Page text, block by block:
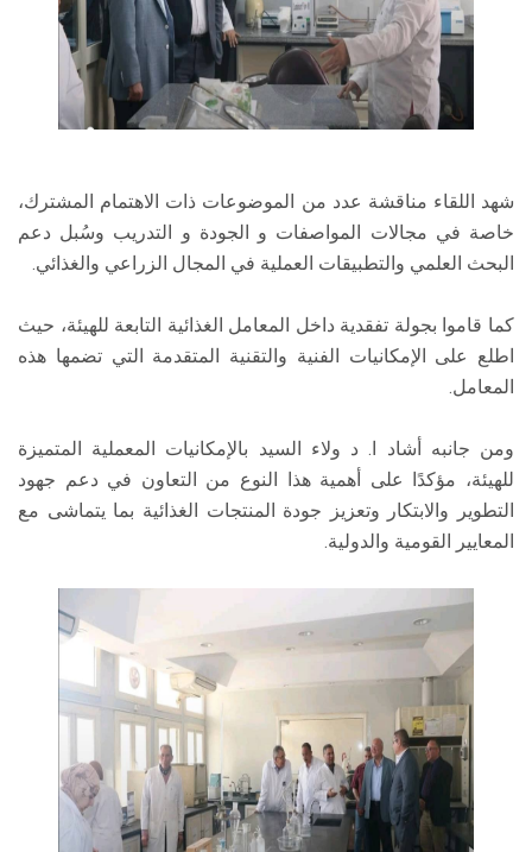
شهد اللقاء مناقشة عدد من الموضوعات ذات الاهتمام المشترك،
خاصة في مجالات المواصفات و الجودة و التدريب وسُبل دعم
البحث العلمي والتطبيقات العملية في المجال الزراعي والغذائي.
كما قاموا بجولة تفقدية داخل المعامل الغذائية التابعة للهيئة، حيث
اطلع على الإمكانيات الفنية والتقنية المتقدمة التي تضمها هذه
المعامل.
ومن جانبه أشاد ا. د ولاء السيد بالإمكانيات المعملية المتميزة
للهيئة، مؤكدًا على أهمية هذا النوع من التعاون في دعم جهود
التطوير والابتكار وتعزيز جودة المنتجات الغذائية بما يتماشى مع
المعايير القومية والدولية.